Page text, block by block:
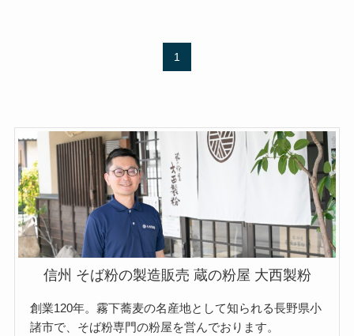
1
信州 そば粉の製造販売 蔵の粉屋 大西製粉
創業120年。霧下蕎麦の名産地として知られる長野県小
諸市で、そば粉専門の粉屋を営んでおります。